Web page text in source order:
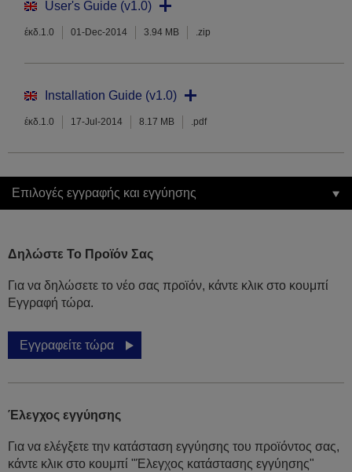
User's Guide (v1.0)
έκδ.1.0 01-Dec-2014 3.94 MB .zip
Installation Guide (v1.0)
έκδ.1.0 17-Jul-2014 8.17 MB .pdf
Επιλογές εγγραφής και εγγύησης
Δηλώστε Το Προϊόν Σας
Για να δηλώσετε το νέο σας προϊόν, κάντε κλικ στο κουμπί
Εγγραφή τώρα.
Εγγραφείτε τώρα
Έλεγχος εγγύησης
Για να ελέγξετε την κατάσταση εγγύησης του προϊόντος σας,
κάντε κλικ στο κουμπί "Έλεγχος κατάστασης εγγύησης"